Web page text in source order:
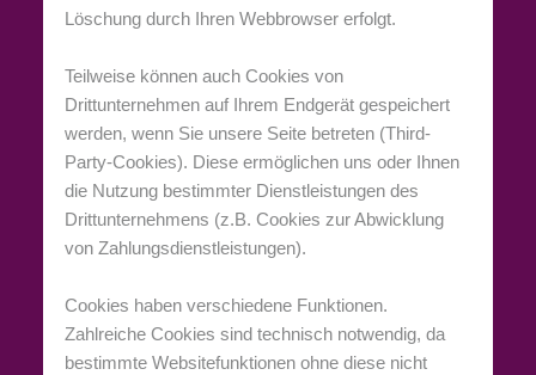
Löschung durch Ihren Webbrowser erfolgt.
Teilweise können auch Cookies von
Drittunternehmen auf Ihrem Endgerät gespeichert
werden, wenn Sie unsere Seite betreten (Third-
Party-Cookies). Diese ermöglichen uns oder Ihnen
die Nutzung bestimmter Dienstleistungen des
Drittunternehmens (z.B. Cookies zur Abwicklung
von Zahlungsdienstleistungen).
Cookies haben verschiedene Funktionen.
Zahlreiche Cookies sind technisch notwendig, da
bestimmte Websitefunktionen ohne diese nicht